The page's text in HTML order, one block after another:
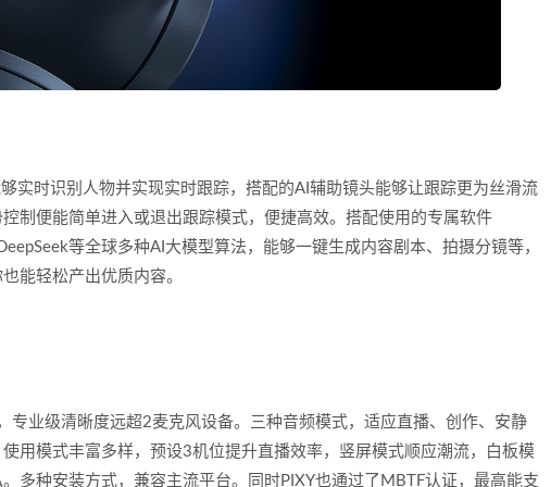
实时识别人物并实现实时跟踪，搭配的AI辅助镜头能够让跟踪更为丝滑流
制便能简单进入或退出跟踪模式，便捷高效。搭配使用的专属软件
等全球多种AI大模型算法，能够一键生成内容剧本、拍摄分镜等，
能轻松产出优质内容。
专业级清晰度远超2麦克风设备。三种音频模式，适应直播、创作、安静
用模式丰富多样，预设3机位提升直播效率，竖屏模式顺应潮流，白板模
多种安装方式，兼容主流平台。同时PIXY也通过了MBTF认证，最高能支